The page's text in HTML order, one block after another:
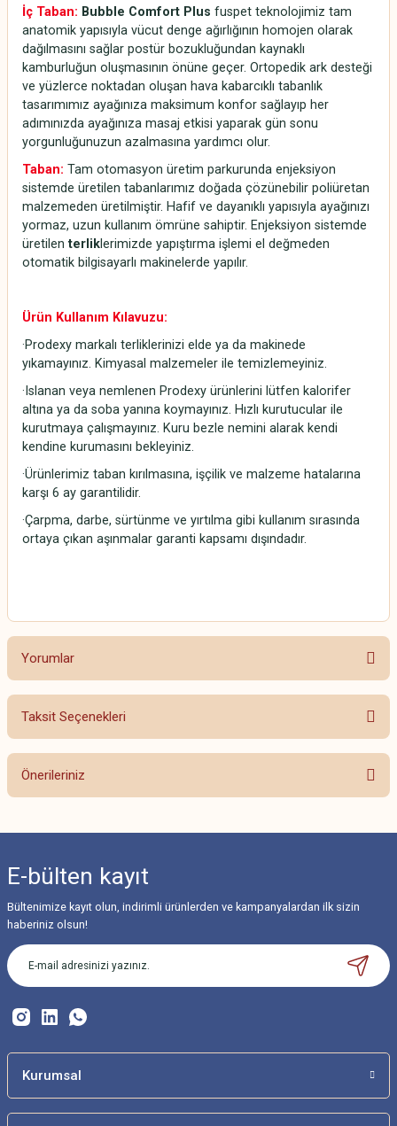
İç Taban: Bubble Comfort Plus fuspet teknolojimiz tam
anatomik yapısıyla vücut denge ağırlığının homojen olarak
dağılmasını sağlar postür bozukluğundan kaynaklı
kamburluğun oluşmasının önüne geçer. Ortopedik ark desteği
ve yüzlerce noktadan oluşan hava kabarcıklı tabanlık
tasarımımız ayağınıza maksimum konfor sağlayıp her
adımınızda ayağınıza masaj etkisi yaparak gün sonu
yorgunluğunuzun azalmasına yardımcı olur.
Taban: Tam otomasyon üretim parkurunda enjeksiyon
sistemde üretilen tabanlarımız doğada çözünebilir poliüretan
malzemeden üretilmiştir. Hafif ve dayanıklı yapısıyla ayağınızı
yormaz, uzun kullanım ömrüne sahiptir. Enjeksiyon sistemde
üretilenterliklerimizde yapıştırma işlemi el değmeden
otomatik bilgisayarlı makinelerde yapılır.
Ürün Kullanım Kılavuzu:
·Prodexy markalı terliklerinizi elde ya da makinede
yıkamayınız. Kimyasal malzemeler ile temizlemeyiniz.
·Islanan veya nemlenen Prodexy ürünlerini lütfen kalorifer
altına ya da soba yanına koymayınız. Hızlı kurutucular ile
kurutmaya çalışmayınız. Kuru bezle nemini alarak kendi
kendine kurumasını bekleyiniz.
·Ürünlerimiz taban kırılmasına, işçilik ve malzeme hatalarına
karşı 6 ay garantilidir.
·Çarpma, darbe, sürtünme ve yırtılma gibi kullanım sırasında
ortaya çıkan aşınmalar garanti kapsamı dışındadır.
Yorumlar
Bu ürüne ilk yorumu siz yapın!
Taksit Seçenekleri
Önerileriniz
Görüş ve önerileriniz için teşekkür ederiz.
Ürün resmi kalitesiz, bozuk veya görüntülenemiyor.
Ürün açıklamasında eksik bilgiler bulunuyor.
Ürün bilgilerinde hatalar bulunuyor.
Bu ürüne benzer farklı alternatifler olmalı.
E-bülten kayıt
Bültenimize kayıt olun, indirimli ürünlerden ve kampanyalardan ilk sizin
haberiniz olsun!
Kurumsal